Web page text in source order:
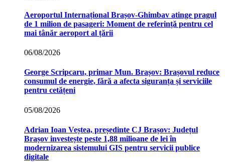
Aeroportul Internațional Brașov‑Ghimbav atinge pragul
de 1 milion de pasageri: Moment de referință pentru cel
mai tânăr aeroport al țării
06/08/2026
George Scripcaru, primar Mun. Brașov: Brașovul reduce
consumul de energie, fără a afecta siguranța și serviciile
pentru cetățeni
05/08/2026
Adrian Ioan Veștea, președinte CJ Brașov: Județul
Brașov investește peste 1,88 milioane de lei în
modernizarea sistemului GIS pentru servicii publice
digitale